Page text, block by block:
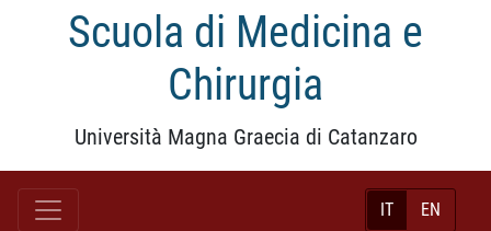
Scuola di Medicina e
Chirurgia
Università Magna Graecia di Catanzaro
IT EN